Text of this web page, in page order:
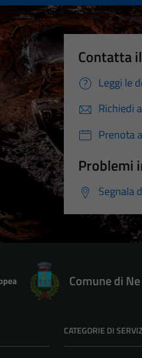
Contatta
Leggi le
Richiedi
Prenota
Problemi
Segnala
Comune di Ne
CATEGORIE DI